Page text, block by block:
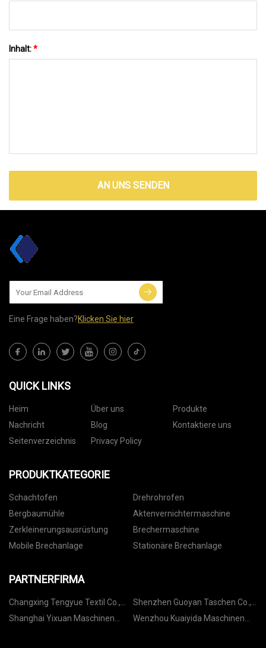
Inhalt:*
AN UNS SENDEN
Eine Frage haben?Klicken Sie hier
QUICK LINKS
Heim Über uns
Produkte
Nachricht
Blog
Kontaktiere uns
Seitenverzeichnis
Privacy Policy
PRODUKTKATEGORIE
Schachtofen
Drehrohrofen
Bergbaumühle
Aktenvernichtermaschine
Zerkleinerungsausrüstung
Brechermaschine
Mobile Brechanlage
Stationäre Brechanlage
PARTNERFIRMA
Changxing Tengyue Textil Co.,
Ltd.
Shenzhen Guoyan Taschen Co.,
Ltd.
Shanghai Yixuan Maschinen
Wenzhou Kuaiyida Maschinen